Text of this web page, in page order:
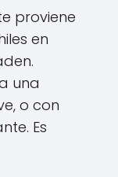
proviene
en
una
o con
Es